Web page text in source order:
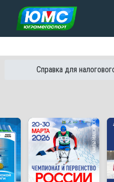
Перейти к содержанию
Справка для